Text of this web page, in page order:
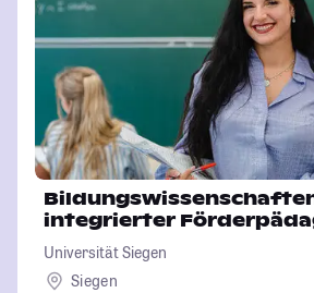
integrierter
Universität Siegen
Siegen